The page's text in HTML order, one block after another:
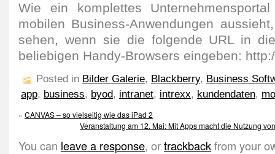
Wie ein komplettes
mobilen Business-Anwendungen
sehen, wenn sie die folgende URL in
beliebigen Handy-Browsers eingeben:
Posted in Bilder Galerie, Blackberry, Business
app, business, byod, intranet, intrexx, kundendaten,
« CANVAS – so vielseitig wie das iPad 2
Veranstaltung am 12. Mai: Mit Apps macht die Nutzung
You can leave a response, ortrackbackfrom your